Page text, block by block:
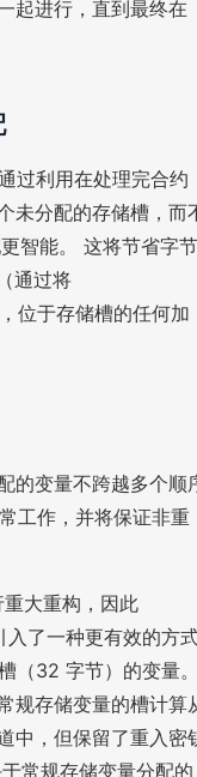
起进行，直到最终在
过利用在处理完合约
未分配的存储槽，而
智能。 这将节省字
通过将
位于存储槽的任何加
的变量不跨越多个顺
工作，并将保证非重
大重构，因此
入了一种更有效的方
（32 字节）的变量
规存储变量的槽计算
中，但保留了重入密
常规存储变量分配的